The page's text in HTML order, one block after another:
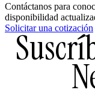
Contáctanos para
disponibilidad
Solicitar una cotización